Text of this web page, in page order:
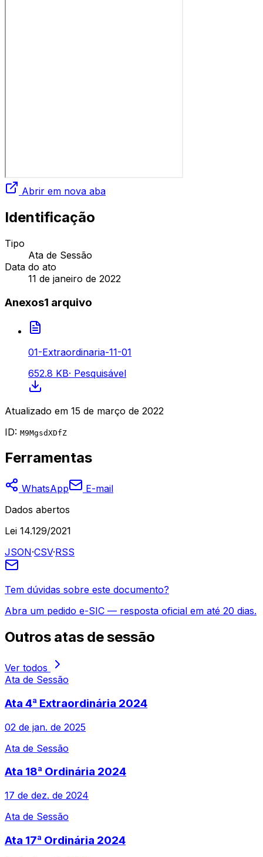
Abrir em nova aba
Identificação
Tipo
Ata de Sessão
Data do ato
11 de janeiro de 2022
Anexos1 arquivo
01-Extraordinaria-11-01
652.8 KB· Pesquisável
Atualizado em 15 de março de 2022
ID: M9MgsdXDfZ
Ferramentas
WhatsApp
E-mail
Dados abertos
Lei 14.129/2021
JSON·CSV·RSS
Tem dúvidas sobre este documento?
Abra um pedido e-SIC — resposta oficial em até 20 dias.
Outros atas de sessão
Ver todos
Ata de Sessão
Ata 4ª Extraordinária 2024
02 de jan. de 2025
Ata de Sessão
Ata 18ª Ordinária 2024
17 de dez. de 2024
Ata de Sessão
Ata 17ª Ordinária 2024